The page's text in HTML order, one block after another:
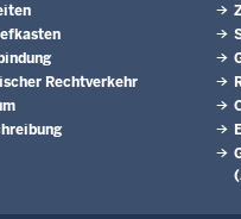
Rechtverkehr